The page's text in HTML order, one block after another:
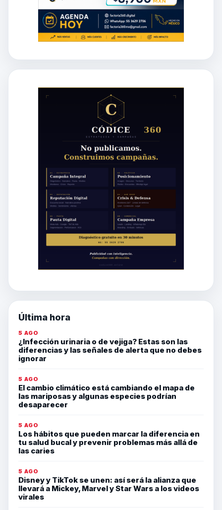
Última hora
5 AGO
¿Infección urinaria o de vejiga? Estas son las
diferencias y las señales de alerta que no debes
ignorar
5 AGO
El cambio climático está cambiando el mapa de
las mariposas y algunas especies podrían
desaparecer
5 AGO
Los hábitos que pueden marcar la diferencia en
tu salud bucal y prevenir problemas más allá de
las caries
5 AGO
Disney y TikTok se unen: así será la alianza que
llevará a Mickey, Marvel y Star Wars a los videos
virales